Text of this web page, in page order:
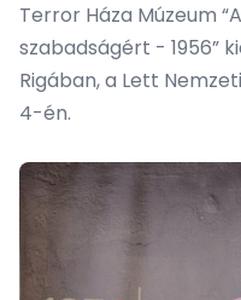
Terror Háza Múzeum
szabadságért - 1956”
Rigában, a Lett
4-én.